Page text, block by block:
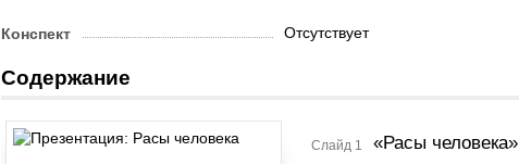
Конспект Отсутствует
Содержание
Слайд 1 «Расы человека»